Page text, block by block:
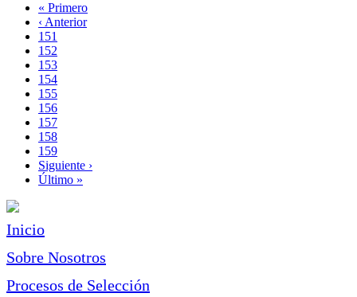
Paginación
Primera
página
« Primero
Página
anterior
‹ Anterior
Page
151
Page
152
Page
153
Page
154
Page
155
Page
156
Page
157
Página
actual
158
Page
159
Siguiente
página
Siguiente ›
Última
Último »
Inicio
Sobre Nosotros
Procesos de Selección